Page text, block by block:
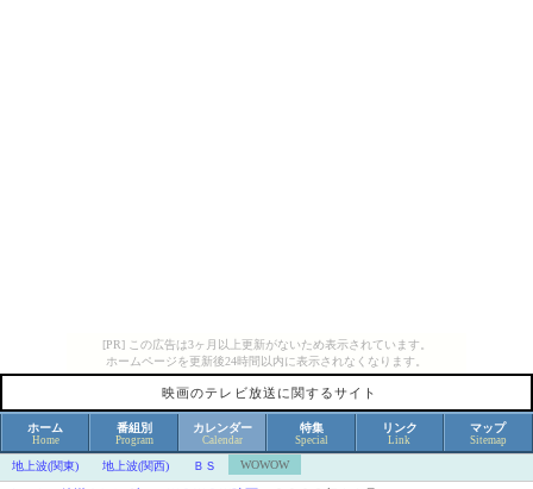
[PR] この広告は3ヶ月以上更新がないため表示されています。
ホームページを更新後24時間以内に表示されなくなります。
映画のテレビ放送に関するサイト
ホーム
Home
番組別
Program
カレンダー
Calendar
特集
Special
リンク
Link
マップ
Sitemap
地上波(関東) 地上波(関西) ＢＳ WOWOW